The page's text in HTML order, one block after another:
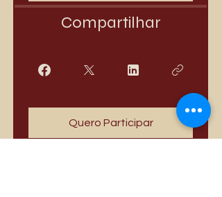
Compartilhar
Quero Participar